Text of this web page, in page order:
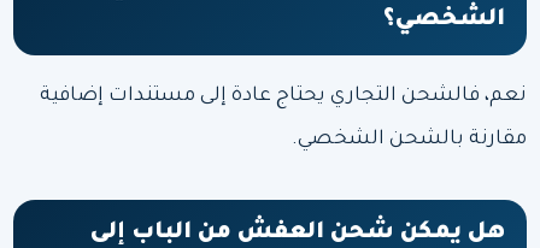
الشخصي؟
نعم، فالشحن التجاري يحتاج عادة إلى مستندات إضافية
مقارنة بالشحن الشخصي.
هل يمكن شحن العفش من الباب إلى